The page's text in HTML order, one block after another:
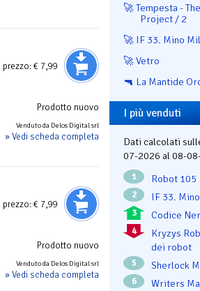
prezzo:€ 7,99
Prodotto nuovo
Venduto da Delos Digital srl
» Vedi scheda completa
prezzo:€ 7,99
Prodotto nuovo
Venduto da Delos Digital srl
» Vedi scheda completa
🚀 Tempesta -
Project / 2
🚀 IF 33. Mino
🚀 Vetro
🔫 La Mantide
I più venduti
Dati calcolati
07-2026 al 08-
1 Robot 105
2 IF 33.
3 Codice
4
Kryzys
dei robot
5 Sherlock
6 Writers